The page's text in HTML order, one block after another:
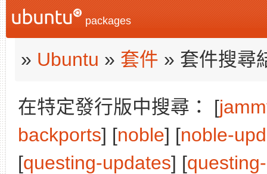
packages
» Ubuntu » 套件 » 套件搜尋
在特定發行版中搜尋： [
backports] [noble] [noble-
[questing-updates] [